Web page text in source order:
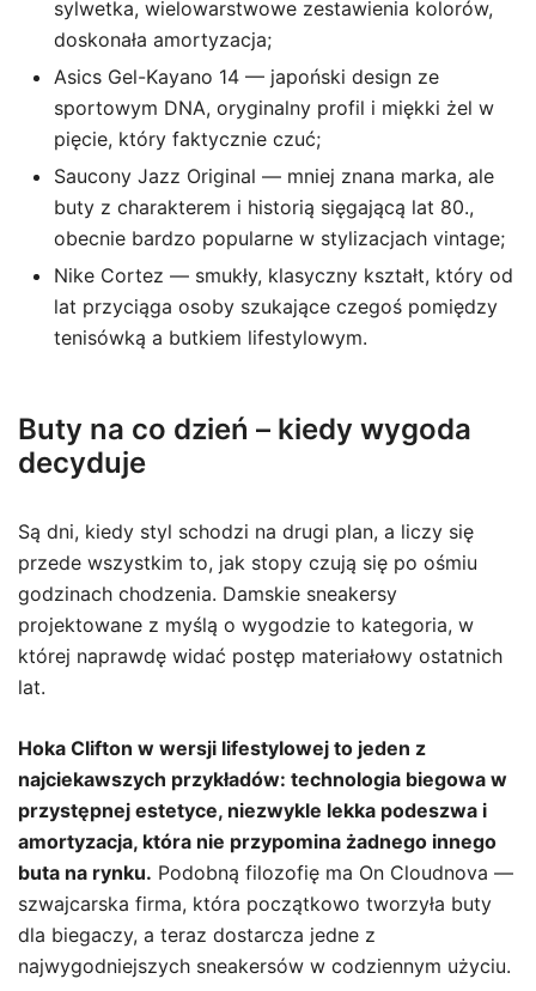
sylwetka, wielowarstwowe zestawienia kolorów,
doskonała amortyzacja;
Asics Gel-Kayano 14 — japoński design ze
sportowym DNA, oryginalny profil i miękki żel w
pięcie, który faktycznie czuć;
Saucony Jazz Original — mniej znana marka, ale
buty z charakterem i historią sięgającą lat 80.,
obecnie bardzo popularne w stylizacjach vintage;
Nike Cortez — smukły, klasyczny kształt, który od
lat przyciąga osoby szukające czegoś pomiędzy
tenisówką a butkiem lifestylowym.
Buty na co dzień – kiedy wygoda
decyduje
Są dni, kiedy styl schodzi na drugi plan, a liczy się
przede wszystkim to, jak stopy czują się po ośmiu
godzinach chodzenia. Damskie sneakersy
projektowane z myślą o wygodzie to kategoria, w
której naprawdę widać postęp materiałowy ostatnich
lat.
Hoka Clifton w wersji lifestylowej to jeden z
najciekawszych przykładów: technologia biegowa w
przystępnej estetyce, niezwykle lekka podeszwa i
amortyzacja, która nie przypomina żadnego innego
buta na rynku. Podobną filozofię ma On Cloudnova —
szwajcarska firma, która początkowo tworzyła buty
dla biegaczy, a teraz dostarcza jedne z
najwygodniejszych sneakersów w codziennym użyciu.